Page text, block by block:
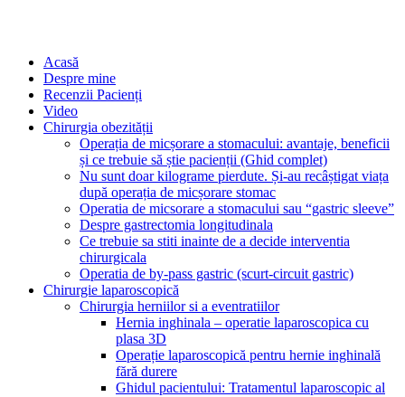
Acasă
Despre mine
Recenzii Pacienți
Video
Chirurgia obezității
Operația de micșorare a stomacului: avantaje, beneficii
și ce trebuie să știe pacienții (Ghid complet)
Nu sunt doar kilograme pierdute. Și-au recâștigat viața
după operația de micșorare stomac
Operatia de micsorare a stomacului sau “gastric sleeve”
Despre gastrectomia longitudinala
Ce trebuie sa stiti inainte de a decide interventia
chirurgicala
Operatia de by-pass gastric (scurt-circuit gastric)
Chirurgie laparoscopică
Chirurgia herniilor si a eventratiilor
Hernia inghinala – operatie laparoscopica cu
plasa 3D
Operație laparoscopică pentru hernie inghinală
fără durere
Ghidul pacientului: Tratamentul laparoscopic al